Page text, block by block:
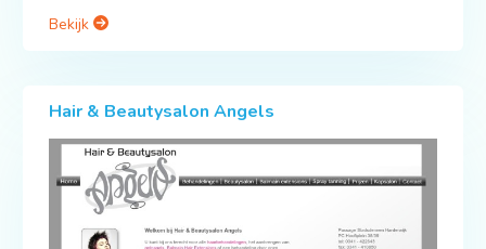
Bekijk
Hair & Beautysalon Angels